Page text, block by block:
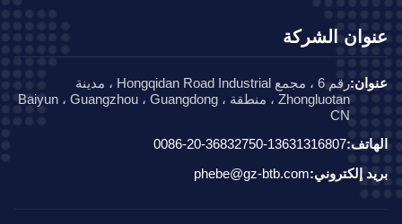
الشركة
رقم 6 ، مجمع Hongqidan Road Industrial ، مدينة
Zhongluotan ، منطقة Baiyun ، Guangzhou ، Guangdong ،
0086-20-36832750-13631316807
إلكتروني: phebe@gz-btb.com